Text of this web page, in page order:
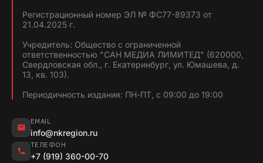
Регистрационный номер ЭЛ № ФС77-89373 от
21.04.2025 г.
Учредитель: Общество с ограниченной
ответственностью "САН МЕДИА ЛИМИТЕД" (620000,
Свердловская обл., г. Екатеринбург, ул. Юмашева, д.
13, кв. 103).
Периодичность издания: ПН-ПТ, с 09:00 до 19:00
EMAIL
info@nkregion.ru
ТЕЛЕФОН
+7 (919) 360-00-70